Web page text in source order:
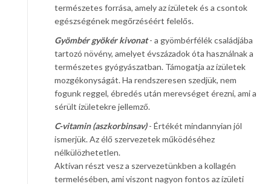
természetes forrása, amely az ízületek és a csontok
egészségének megőrzéséért felelős.
Gyömbér gyökér kivonat- a gyömbérfélék családjába
tartozó növény, amelyet évszázadok óta használnak a
természetes gyógyászatban. Támogatja az ízületek
mozgékonyságát. Ha rendszeresen szedjük, nem
fogunk reggel, ébredés után merevséget érezni, ami a
sérült ízületekre jellemző.
C-vitamin (aszkorbinsav)- Értékét mindannyian jól
ismerjük. Az élő szervezetek működéséhez
nélkülözhetetlen.
Aktívan részt vesz a szervezetünkben a kollagén
termelésében, ami viszont nagyon fontos az ízületi